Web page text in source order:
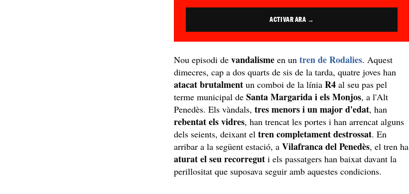
ACTIVAR ARA →
Nou episodi devandalismeen untren de Rodalies. Aquest
dimecres, cap a dos quarts de sis de la tarda, quatre joves han
atacat brutalment un comboi de la líniaR4al seu pas pel
terme municipal deSanta Margarida i els Monjos, a l'Alt
Penedès. Els vàndals,tres menors i un major d'edat, han
rebentat els vidres, han trencat les portes i han arrencat alguns
dels seients, deixant eltren completament destrossat. En
arribar a la següent estació, aVilafranca del Penedès, el tren ha
aturat el seu recorregut i els passatgers han baixat davant la
perillositat que suposava seguir amb aquestes condicions.